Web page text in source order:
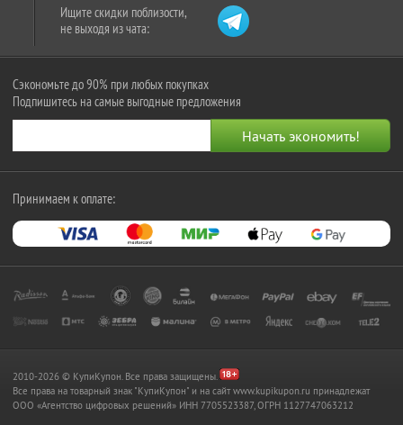
Ищите скидки поблизости,
не выходя из чата:
Сэкономьте до 90% при любых покупках
Подпишитесь на самые выгодные предложения
Принимаем к оплате:
2010-2026 © КупиКупон. Все права защищены.
Все права на товарный знак "КупиКупон" и на сайт www.kupikupon.ru принадлежат
OOO «Агентство цифровых решений» ИНН 7705523387, ОГРН 1127747063212